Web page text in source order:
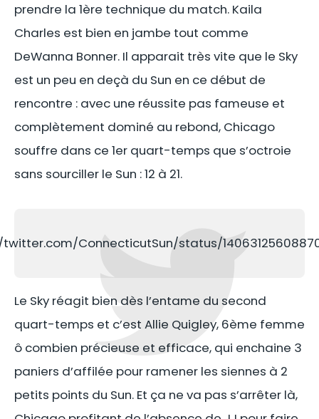
prendre la 1ère technique du match. Kaila
Charles est bien en jambe tout comme
DeWanna Bonner. Il apparait très vite que le Sky
est un peu en deçà du Sun en ce début de
rencontre : avec une réussite pas fameuse et
complètement dominé au rebond, Chicago
souffre dans ce 1er quart-temps que s’octroie
sans sourciller le Sun : 12 à 21.
ConnecticutSun/status/
Le Sky réagit bien dès l’entame du second
quart-temps et c’est Allie Quigley, 6ème femme
ô combien précieuse et efficace, qui enchaine 3
paniers d’affilée pour ramener les siennes à 2
petits points du Sun. Et ça ne va pas s’arrêter là,